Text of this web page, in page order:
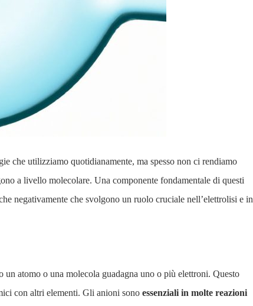
che utilizziamo quotidianamente, ma spesso non ci rendiamo
a livello molecolare. Una componente fondamentale di questi
negativamente che svolgono un ruolo cruciale nell’elettrolisi e in
atomo o una molecola guadagna uno o più elettroni. Questo
con altri elementi. Gli anioni sono essenziali in molte reazioni